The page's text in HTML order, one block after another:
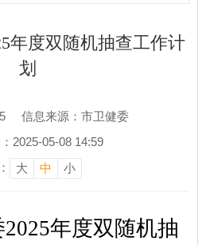
年度双随机抽查工作计
划
信息来源：市卫健委
2025-05-08 14:59
大 中 小
2025年度双随机抽